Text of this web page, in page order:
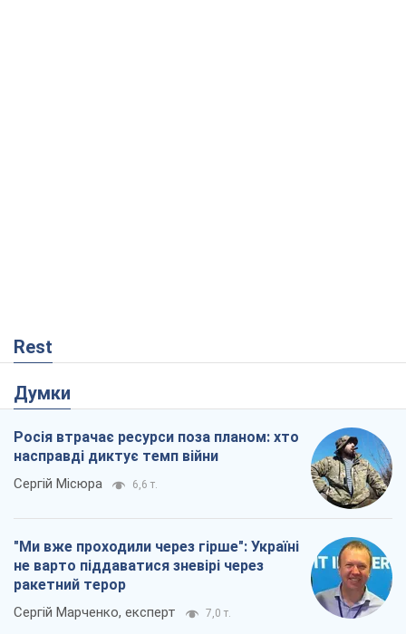
Rest
Думки
Росія втрачає ресурси поза планом: хто
насправді диктує темп війни
Сергій Місюра 6,6 т.
"Ми вже проходили через гірше": Україні
не варто піддаватися зневірі через
ракетний терор
Сергій Марченко, експерт 7,0 т.